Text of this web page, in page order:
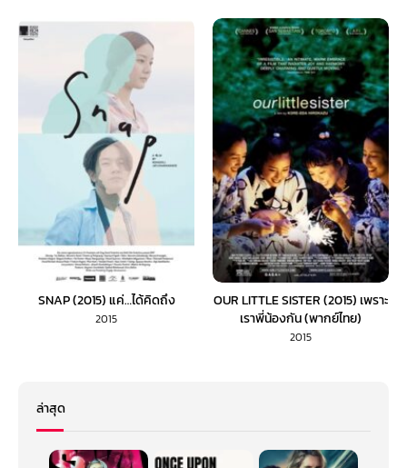
SNAP (2015) แค่…ได้คิดถึง
2015
OUR LITTLE SISTER (2015) เพราะ
เราพี่น้องกัน (พากย์ไทย)
2015
ล่าสุด